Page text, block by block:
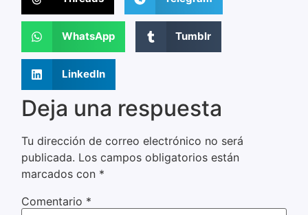
WhatsApp Tumblr
LinkedIn
Deja una respuesta
Tu dirección de correo electrónico no será
publicada. Los campos obligatorios están
marcados con *
Comentario *